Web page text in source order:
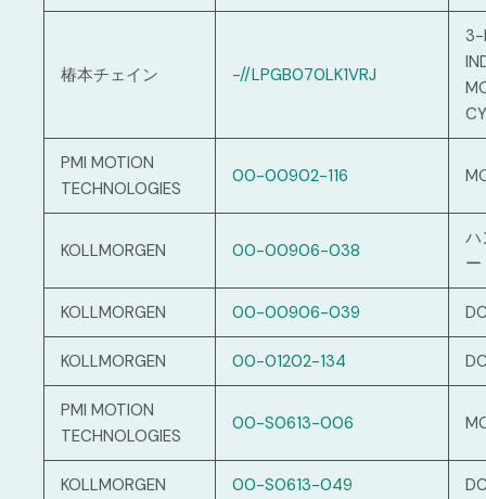
椿本チェイン -//LPGB070LK1VRJ
3-
PMI MOTION
TECHNOLOGIES
00-00902-116
KOLLMORGEN 00-00906-038
ハ
ー
KOLLMORGEN 00-00906-039
KOLLMORGEN 00-01202-134
PMI MOTION
TECHNOLOGIES
00-S0613-006
KOLLMORGEN 00-S0613-049